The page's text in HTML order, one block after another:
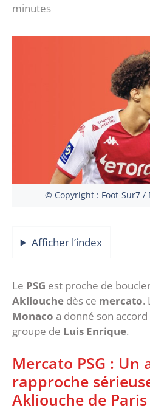
minutes
© Copyright : Foot-Sur7 /
Afficher l’index
Le PSG est proche de
Akliouche dès ce mercato.
Monaco a donné son
groupe de Luis Enrique.
Mercato PSG : ‎Un
rapproche
Akliouche de Paris